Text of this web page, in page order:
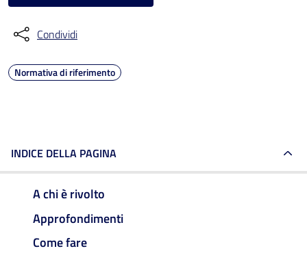
Condividi
Normativa di riferimento
INDICE DELLA PAGINA
A chi è rivolto
Approfondimenti
Come fare